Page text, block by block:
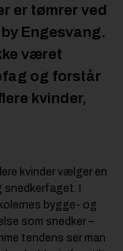
er tømrer ved
Engesvang.
været
og forstår
kvinder,
kvinder vælger en
I
bygge- og
som snedker –
tendens ser man